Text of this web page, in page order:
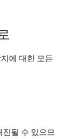
에 대한 모든
될 수 있으므